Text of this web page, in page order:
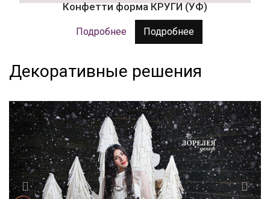
Конфетти форма КРУГИ (УФ)
Подробнее Подробнее
Декоративные решения